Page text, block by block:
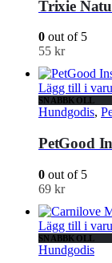
Trixie
0 out of 5
55 kr
Lägg till i
SNABBKOLL
Hundgodis,
PetGood
0 out of 5
69 kr
Lägg till i
SNABBKOLL
Hundgodis